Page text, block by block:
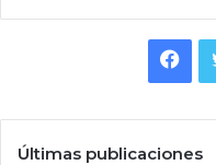
Últimas publicaciones